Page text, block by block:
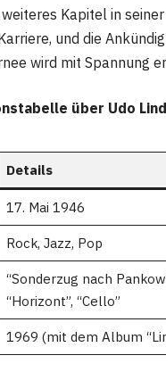
Kapitel in seiner
und die
wird mit Spannung
über Udo
Details
17. Mai 1946
Rock, Jazz, Pop
“Sonderzug nach
“Horizont”, “Cello”
1969 (mit dem Album